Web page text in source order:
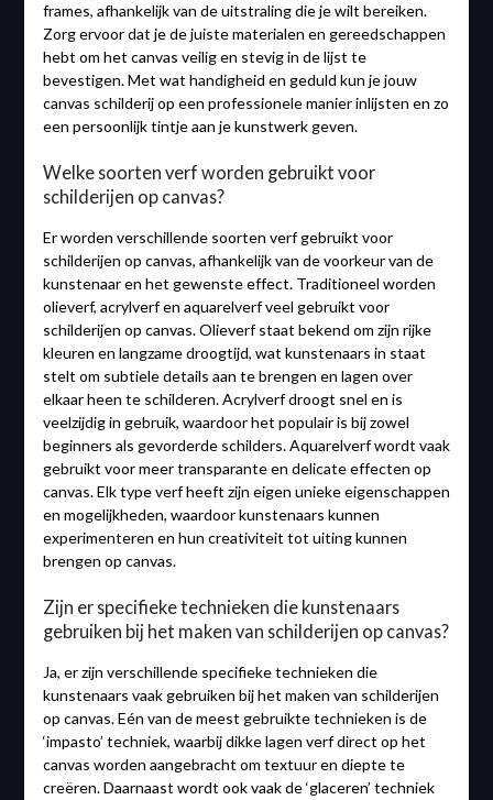
frames, afhankelijk van de uitstraling die je wilt bereiken.
Zorg ervoor dat je de juiste materialen en gereedschappen
hebt om het canvas veilig en stevig in de lijst te
bevestigen. Met wat handigheid en geduld kun je jouw
canvas schilderij op een professionele manier inlijsten en zo
een persoonlijk tintje aan je kunstwerk geven.
Welke soorten verf worden gebruikt voor
schilderijen op canvas?
Er worden verschillende soorten verf gebruikt voor
schilderijen op canvas, afhankelijk van de voorkeur van de
kunstenaar en het gewenste effect. Traditioneel worden
olieverf, acrylverf en aquarelverf veel gebruikt voor
schilderijen op canvas. Olieverf staat bekend om zijn rijke
kleuren en langzame droogtijd, wat kunstenaars in staat
stelt om subtiele details aan te brengen en lagen over
elkaar heen te schilderen. Acrylverf droogt snel en is
veelzijdig in gebruik, waardoor het populair is bij zowel
beginners als gevorderde schilders. Aquarelverf wordt vaak
gebruikt voor meer transparante en delicate effecten op
canvas. Elk type verf heeft zijn eigen unieke eigenschappen
en mogelijkheden, waardoor kunstenaars kunnen
experimenteren en hun creativiteit tot uiting kunnen
brengen op canvas.
Zijn er specifieke technieken die kunstenaars
gebruiken bij het maken van schilderijen op canvas?
Ja, er zijn verschillende specifieke technieken die
kunstenaars vaak gebruiken bij het maken van schilderijen
op canvas. Eén van de meest gebruikte technieken is de
‘impasto’ techniek, waarbij dikke lagen verf direct op het
canvas worden aangebracht om textuur en diepte te
creëren. Daarnaast wordt ook vaak de ‘glaceren’ techniek